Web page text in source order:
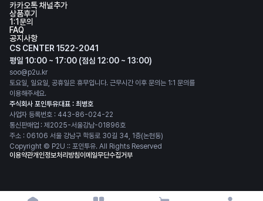
카카오톡 채널추가
상품후기
1:1문의
FAQ
공지사항
CS CENTER 1522-2041
평일 10:00 ~ 17:00 (점심 12:00 ~ 13:00)
soo@p2u.kr
토요일, 일요일, 공휴일은 휴무입니다. 근무시간 이후 문의는 1:1 문의를
이용해주세요.
주식회사 포인투유대표 : 최병호
사업자 등록번호 : 443-86-024-22
통신판매업 : 제2025-서울강남-01896호
주소 : 06106 서울 강남구 학동로 30길 34, 1층(논현동)
Copyright © P2U :: 포인투유. All Rights Reserved
이용약관개인정보처리방침이메일무단수집거부